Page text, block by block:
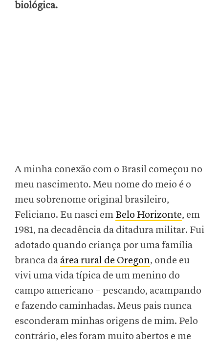
biológica.
A minha conexão com o Brasil começou no
meu nascimento. Meu nome do meio é o
meu sobrenome original brasileiro,
Feliciano. Eu nasci em Belo Horizonte, em
1981, na decadência da ditadura militar. Fui
adotado quando criança por uma família
branca da área rural de Oregon, onde eu
vivi uma vida típica de um menino do
campo americano – pescando, acampando
e fazendo caminhadas. Meus pais nunca
esconderam minhas origens de mim. Pelo
contrário, eles foram muito abertos e me